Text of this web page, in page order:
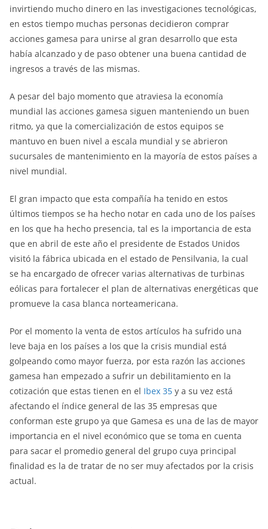
invirtiendo mucho dinero en las investigaciones tecnológicas,
en estos tiempo muchas personas decidieron comprar
acciones gamesa para unirse al gran desarrollo que esta
había alcanzado y de paso obtener una buena cantidad de
ingresos a través de las mismas.
A pesar del bajo momento que atraviesa la economía
mundial las acciones gamesa siguen manteniendo un buen
ritmo, ya que la comercialización de estos equipos se
mantuvo en buen nivel a escala mundial y se abrieron
sucursales de mantenimiento en la mayoría de estos países a
nivel mundial.
El gran impacto que esta compañía ha tenido en estos
últimos tiempos se ha hecho notar en cada uno de los países
en los que ha hecho presencia, tal es la importancia de esta
que en abril de este año el presidente de Estados Unidos
visitó la fábrica ubicada en el estado de Pensilvania, la cual
se ha encargado de ofrecer varias alternativas de turbinas
eólicas para fortalecer el plan de alternativas energéticas que
promueve la casa blanca norteamericana.
Por el momento la venta de estos artículos ha sufrido una
leve baja en los países a los que la crisis mundial está
golpeando como mayor fuerza, por esta razón las acciones
gamesa han empezado a sufrir un debilitamiento en la
cotización que estas tienen en el Ibex 35 y a su vez está
afectando el índice general de las 35 empresas que
conforman este grupo ya que Gamesa es una de las de mayor
importancia en el nivel económico que se toma en cuenta
para sacar el promedio general del grupo cuya principal
finalidad es la de tratar de no ser muy afectados por la crisis
actual.